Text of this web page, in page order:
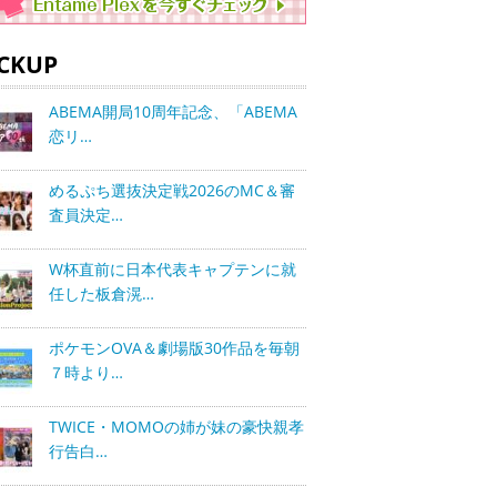
ABEMA開局10周年記念、「ABEMA
恋リ…
めるぷち選抜決定戦2026のMC＆審
査員決定…
W杯直前に日本代表キャプテンに就
任した板倉滉…
ポケモンOVA＆劇場版30作品を毎朝
７時より…
TWICE・MOMOの姉が妹の豪快親孝
行告白…